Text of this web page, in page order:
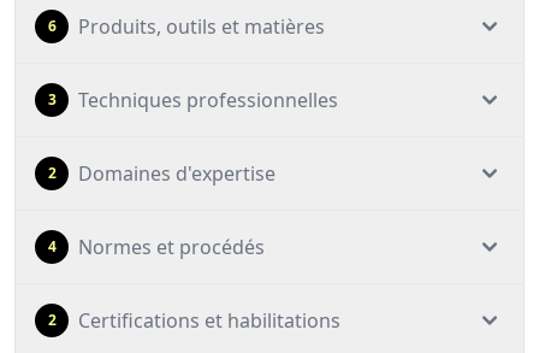
6 Produits, outils et matières
3 Techniques professionnelles
2 Domaines d'expertise
4 Normes et procédés
2 Certifications et habilitations